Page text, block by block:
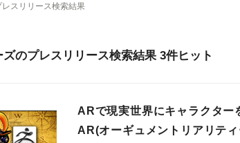
スリリース検索結果
のプレスリリース検索結果 3件ヒット
ARで現実世界にキャラクター
AR(オーギュメントリアリテ